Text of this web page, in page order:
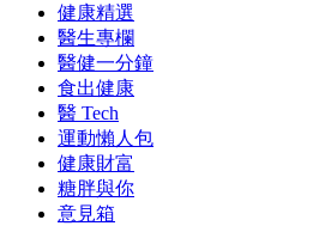
健康精選
醫生專欄
醫健一分鐘
食出健康
醫 Tech
運動懶人包
健康財富
糖胖與你
意見箱